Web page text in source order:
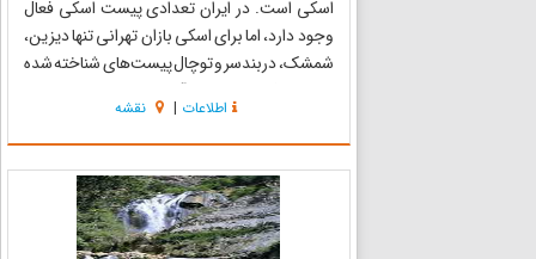
اسکی است. در ایران تعدادی پیست اسکی فعال
وجود دارد، اما برای اسکی بازان تهرانی تنها دیزین،
شمشک، دربندسر و توچال پیست‌های شناخته شده
هستند. فصل زمستان، آغاز یک دوره طلایی برای
عاشقان اسکی است. در ایران تعدادی پیست اسکی
فعال وجود دارد، اما برای...
اطلاعات | نقشه